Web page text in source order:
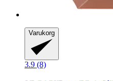
Varukorg
3.9 (8)